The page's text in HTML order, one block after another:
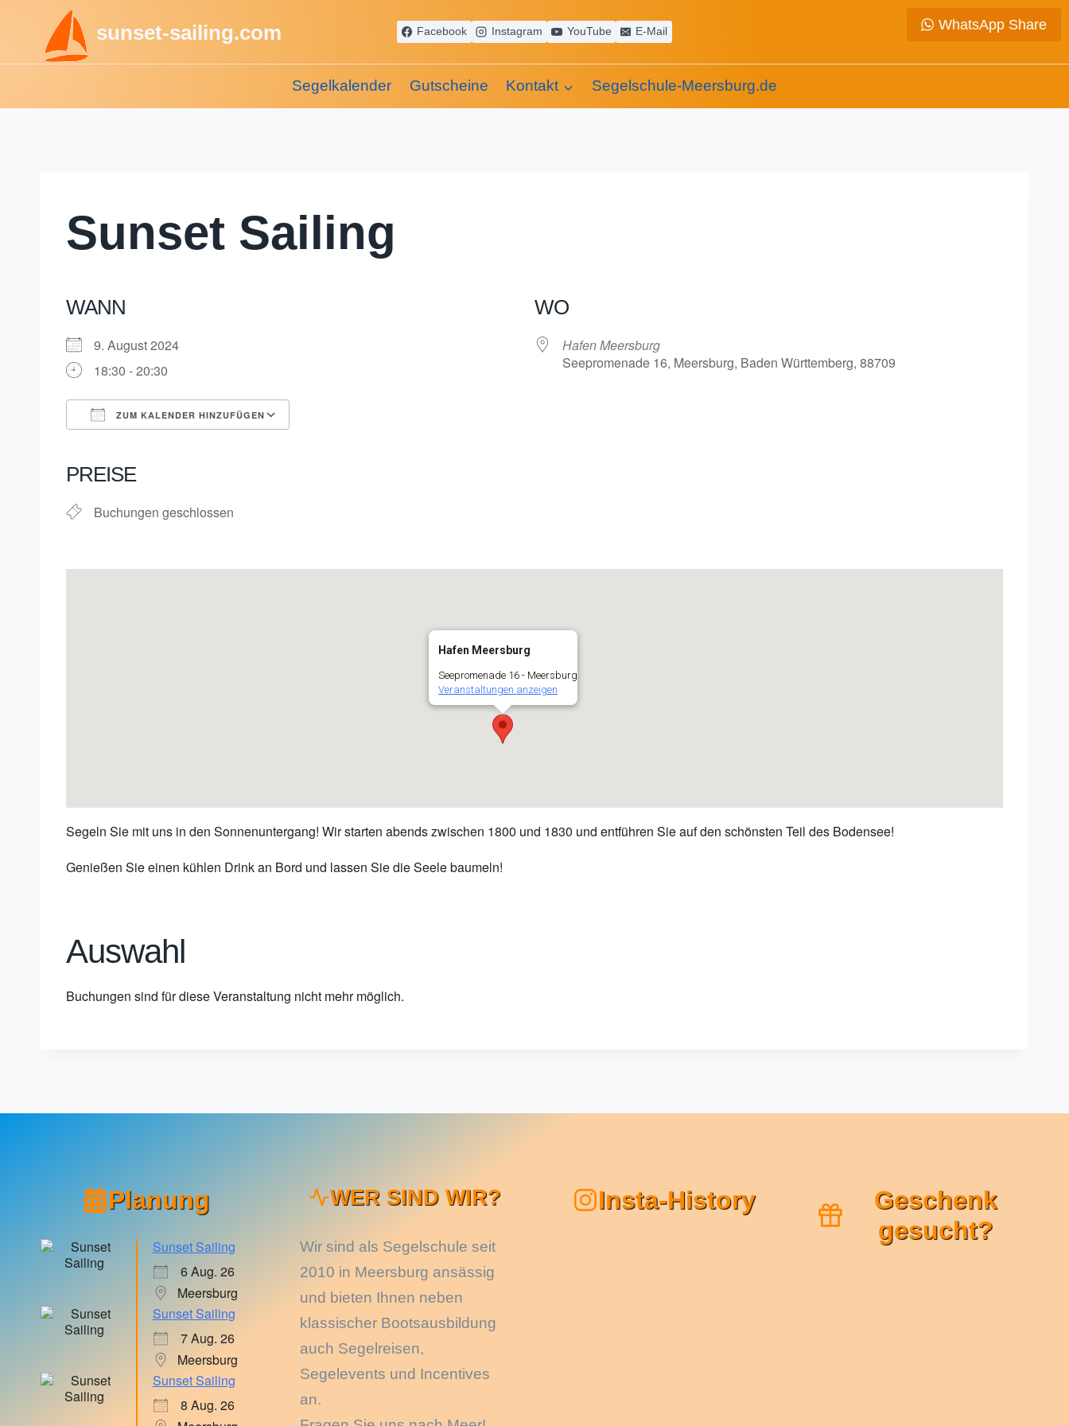
springen
sunset-sailing.com Facebook Instagram YouTube E-Mail
Segelkalender Gutscheine Kontakt Segelschule-Meersburg.de
Sunset Sailing
WANN
9. August 2024
18:30 - 20:30
ZUM KALENDER HINZUFÜGEN
PREISE
Buchungen geschlossen
WO
Hafen Meersburg
Seepromenade 16, Meersburg, Baden Württemberg, 88709
Hafen Meersburg
Seepromenade 16 - Meersburg
Veranstaltungen anzeigen
Segeln Sie mit uns in den Sonnenuntergang! Wir starten abends zwischen 1800 und 1830 und entführen Sie auf den schönsten Teil des Bodensee!
Genießen Sie einen kühlen Drink an Bord und lassen Sie die Seele baumeln!
Auswahl
Buchungen sind für diese Veranstaltung nicht mehr möglich.
Planung
Sunset Sailing
6 Aug. 26
Meersburg
Sunset Sailing
7 Aug. 26
Meersburg
Sunset Sailing
8 Aug. 26
WER SIND WIR?
Wir sind als Segelschule seit
2010 in Meersburg ansässig
und bieten Ihnen neben
klassischer Bootsausbildung
auch Segelreisen,
Segelevents und Incentives
an.
Insta-History
Geschenk
gesucht?
WhatsApp Share